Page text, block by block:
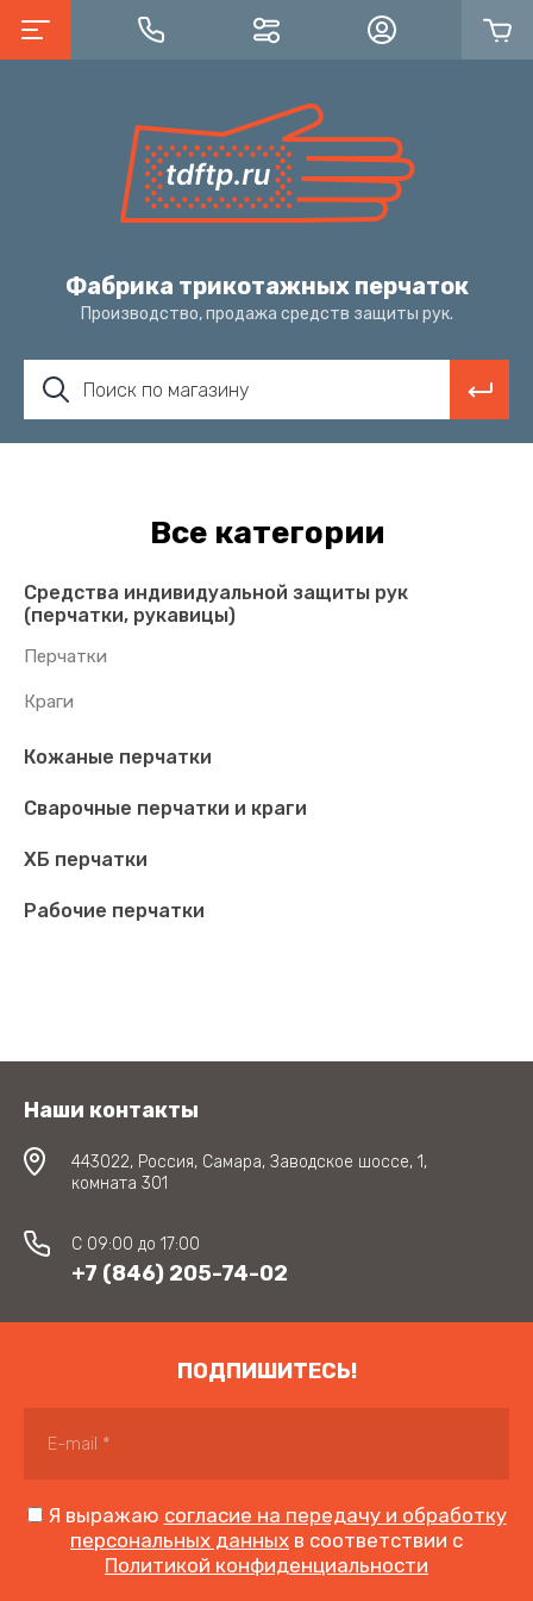
Фабрика трикотажных перчаток
Производство, продажа средств защиты рук.
Все категории
Средства индивидуальной защиты рук
(перчатки, рукавицы)
Перчатки
Краги
Кожаные перчатки
Сварочные перчатки и краги
ХБ перчатки
Рабочие перчатки
Наши контакты
443022, Россия, Самара, Заводское шоссе, 1,
комната 301
C 09:00 до 17:00
+7 (846) 205-74-02
ПОДПИШИТЕСЬ!
Я выражаю согласие на передачу и обработку
персональных данных в соответствии с
Политикой конфиденциальности